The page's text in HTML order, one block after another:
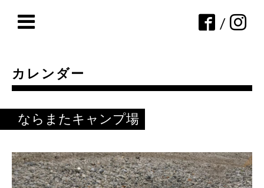
/
カレンダー
ならまたキャンプ場